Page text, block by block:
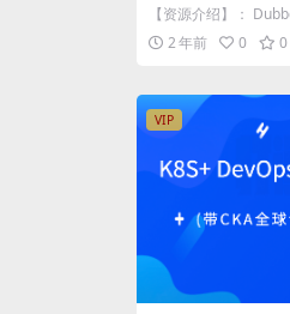
okeeper分布式
教程
【资源介绍】：
C系统框架实战教程，
2 年前 0 0
VIP